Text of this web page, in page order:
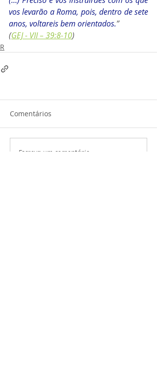
vos levarão a Roma, pois, dentro de sete
anos, voltareis bem orientados.”
(GEJ - VII – 39:8-10)
R
Comentários
Escreva um comentário